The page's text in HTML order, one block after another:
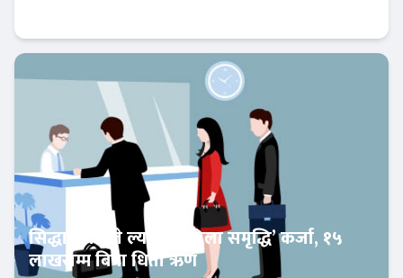
सिद्धार्थ बैंकले ल्यायो ‘महिला समृद्धि’ कर्जा, १५
लाखसम्म बिना धितो ऋण